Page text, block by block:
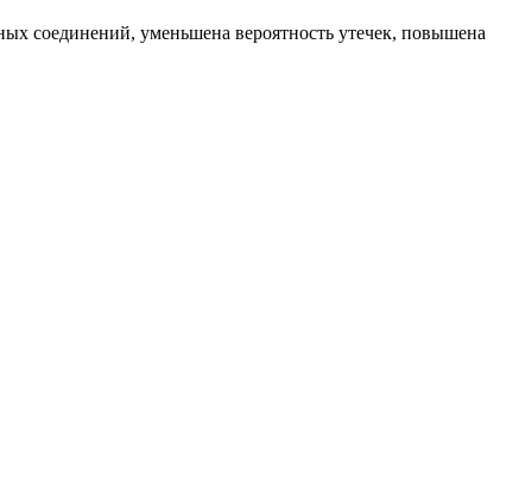
соединений, уменьшена вероятность утечек, повышена